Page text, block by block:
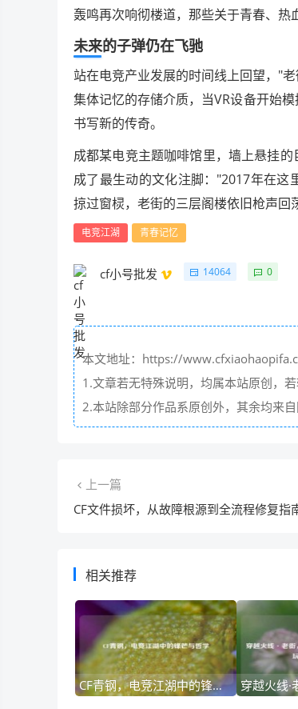
轰鸣再次响彻楼道，那些关于青春、热
未来的子弹仍在飞驰
站在电竞产业发展的时间线上回望，"
集体记忆的存储介质，当VR设备开始
书写新的传奇。
成都某电竞主题咖啡馆里，墙上悬挂
成了最生动的文化注脚："2017年在这
掠过窗棂，老街的三层阁楼依旧枪声回
电竞江湖 青春记忆
cf小号批发 14064 0
本文地址：https://
1.文章若无特殊说明，均属本站原创，若
2.本站除部分作品系原创外，其余均来
上一篇
CF文件损坏，从故障根源到全流程修复指
相关推荐
CF青钢，电竞江湖中的锋芒与哲学